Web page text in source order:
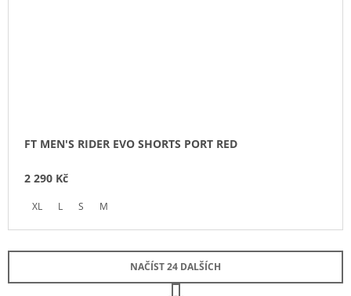
FT MEN'S RIDER EVO SHORTS PORT RED
2 290 Kč
XL L S M
NAČÍST 24 DALŠÍCH
S